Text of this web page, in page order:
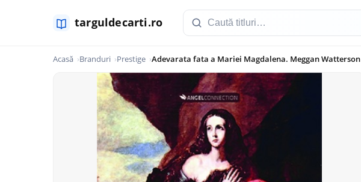
Acasă Branduri Prestige Adevarata fata a Mariei Magdalena. Meggan Watterson